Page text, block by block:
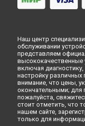
Перми
Кирове
Ремонт стиральной
Оренбурге
Ремонт стиральной
Кемерово
Ремонт стиральной
Новокузнецке
Ремонт стиральной
Рязани
Наш центр
обслуживании
представляем
высококачественные
включая
настройку различных
внимание, что цены,
окончательными; для
пожалуйста,
стоит отметить, что
нашем сайте,
только для